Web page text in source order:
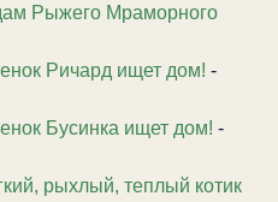
Рыжего Мраморного
Ричард ищет дом! -
Бусинка ищет дом! -
рыхлый, теплый котик